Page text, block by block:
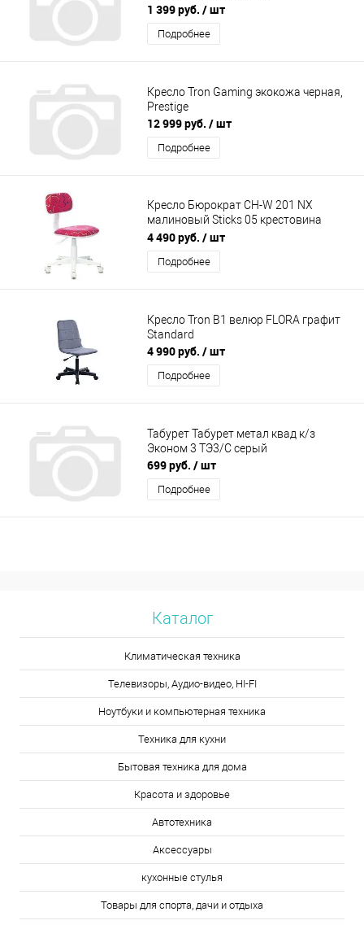
1 399 руб. / шт
Подробнее
Кресло Tron Gaming экокожа черная,
Prestige
12 999 руб. / шт
Подробнее
Кресло Бюрократ CH-W 201 NX
малиновый Sticks 05 крестовина
пластик белый CH-W201NX/STICK-PK
4 490 руб. / шт
Подробнее
Кресло Tron B1 велюр FLORA графит
Standard
4 990 руб. / шт
Подробнее
Табурет Табурет метал квад к/з
Эконом 3 ТЭ3/С серый
699 руб. / шт
Подробнее
Каталог
Климатическая техника
Телевизоры, Аудио-видео, HI-FI
Ноутбуки и компьютерная техника
Техника для кухни
Бытовая техника для дома
Красота и здоровье
Автотехника
Аксессуары
кухонные стулья
Товары для спорта, дачи и отдыха